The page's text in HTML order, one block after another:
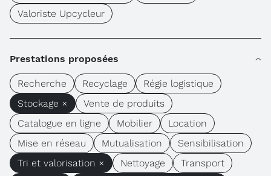
Valoriste Upcycleur
Prestations proposées
Recherche Recyclage
Régie logistique
Stockage ×
Vente de produits
Catalogue en ligne
Mobilier
Location
Mise en réseau
Mutualisation
Sensibilisation
Tri et valorisation ×
Nettoyage Transport